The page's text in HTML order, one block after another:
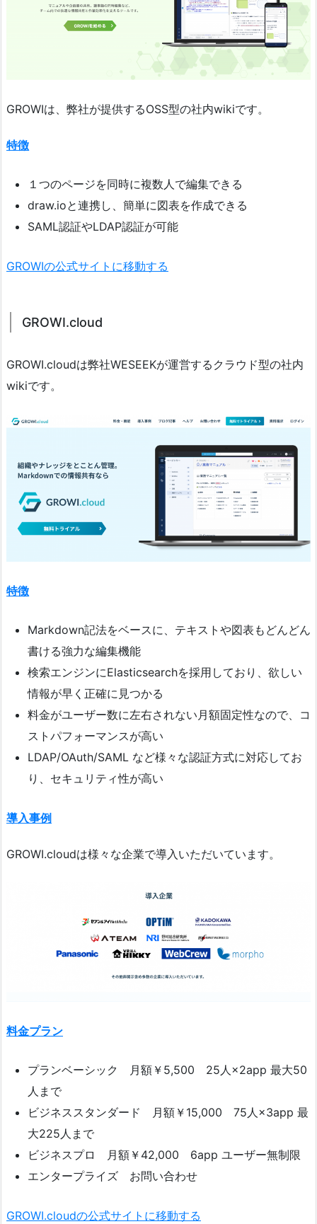
GROWIは、弊社が提供するOSS型の社内wikiです。
特徴
１つのページを同時に複数人で編集できる
draw.ioと連携し、簡単に図表を作成できる
SAML認証やLDAP認証が可能
GROWIの公式サイト に移動する
GROWI.cloud
GROWI.cloudは弊社WESEEKが運営するクラウド型の社内
wikiです。
特徴
Markdown記法をベースに、テキストや図表もどんどん
書ける強力な編集機能
検索エンジンにElasticsearchを採用しており、欲しい
情報が早く正確に見つかる
料金がユーザー数に左右されない月額固定性なので、コ
ストパフォーマンスが高い
LDAP/OAuth/SAML など様々な認証方式に対応してお
り、セキュリティ性が高い
導入事例
GROWI.cloudは様々な企業で導入いただいています。
料金プラン
プランベーシック 月額￥5,500 25人×2app 最大50
人まで
ビジネススタンダード 月額￥15,000 75人×3app 最
大225人まで
ビジネスプロ 月額￥42,000 6app ユーザー無制限
エンタープライズ お問い合わせ
GROWI.cloudの公式サイトに移動する